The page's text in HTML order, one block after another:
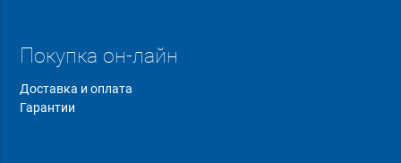
Покупка он-лайн
Доставка и оплата
Гарантии